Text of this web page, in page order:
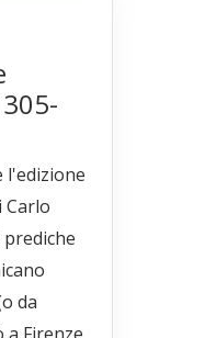
l'edizione
Carlo
da